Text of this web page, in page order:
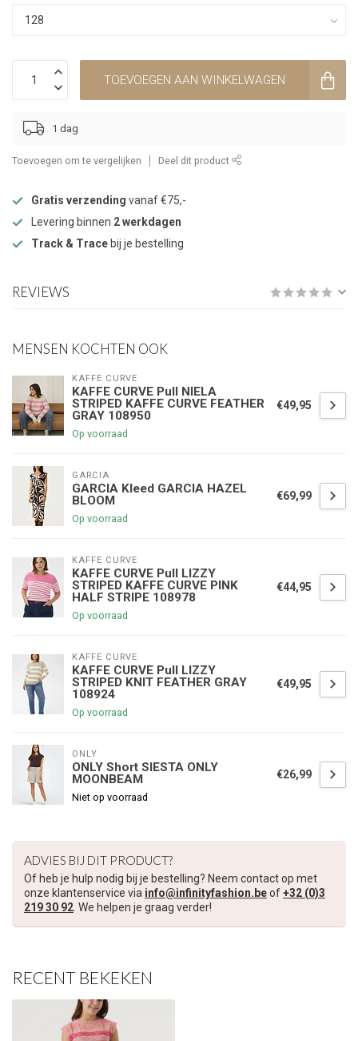
TOEVOEGEN AAN WINKELWAGEN
1 dag
Toevoegen om te vergelijken Deel dit product
Gratis verzending vanaf €75,-
Levering binnen 2 werkdagen
Track & Trace bij je bestelling
REVIEWS
MENSEN KOCHTEN OOK
KAFFE CURVE
KAFFE CURVE Pull NIELA
STRIPED KAFFE CURVE FEATHER
GRAY 108950
Op voorraad
€49,95
GARCIA
GARCIA Kleed GARCIA HAZEL
BLOOM
Op voorraad
€69,99
KAFFE CURVE
KAFFE CURVE Pull LIZZY
STRIPED KAFFE CURVE PINK
HALF STRIPE 108978
Op voorraad
€44,95
KAFFE CURVE
KAFFE CURVE Pull LIZZY
STRIPED KNIT FEATHER GRAY
108924
Op voorraad
€49,95
ONLY
ONLY Short SIESTA ONLY
MOONBEAM
Niet op voorraad
€26,99
ADVIES BIJ DIT PRODUCT?
Of heb je hulp nodig bij je bestelling? Neem contact op met
onze klantenservice via info@infinityfashion.beof+32 (0)3
219 30 92. We helpen je graag verder!
RECENT BEKEKEN
€5,00 korting op je volgende bestelling
volgende aankoop! 😀
Je korting is geldig bij een minimale bestelwaarde van €45,00